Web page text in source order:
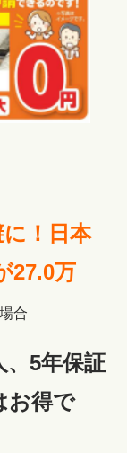
！日本
27.0万
合
、5年保証
お得で